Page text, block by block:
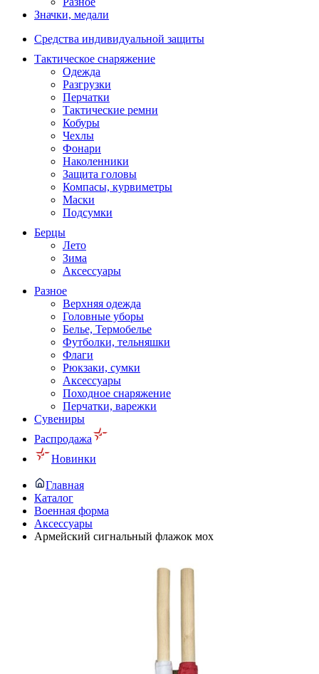
Значки, медали
Средства индивидуальной защиты
Тактическое снаряжение
Одежда
Разгрузки
Перчатки
Тактические ремни
Кобуры
Чехлы
Фонари
Наколенники
Защита головы
Компасы, курвиметры
Маски
Подсумки
Берцы
Лето
Зима
Аксессуары
Разное
Верхняя одежда
Головные уборы
Белье, Термобелье
Футболки, тельняшки
Флаги
Рюкзаки, сумки
Аксессуары
Походное снаряжение
Перчатки, варежки
Сувениры
Распродажа
Новинки
Главная
Каталог
Военная форма
Аксессуары
Армейский сигнальный флажок мох